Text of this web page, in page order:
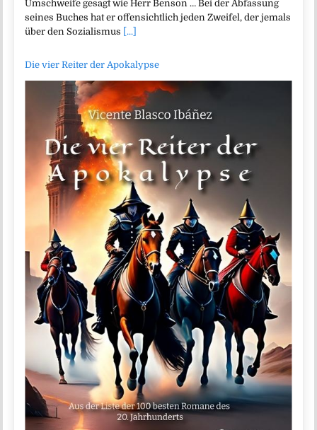
Umschweife gesagt wie Herr Benson … Bei der Abfassung
seines Buches hat er offensichtlich jeden Zweifel, der jemals
über den Sozialismus [...]
Die vier Reiter der Apokalypse